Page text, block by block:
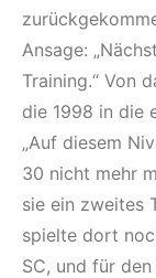
Ansage:
Training.“ Von
die 1998 in die
„Auf diesem
30 nicht mehr
sie ein zweites
spielte dort
SC, und für